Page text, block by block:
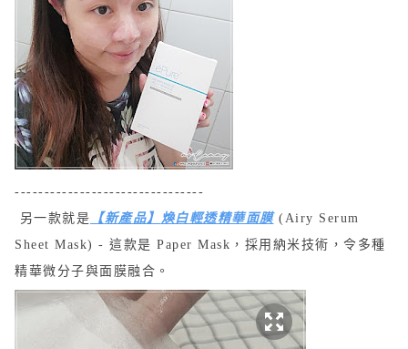
--------------------------------
另一款就是 【新產品】 煥白輕透精華面膜(Airy Serum
Sheet Mask) - 這款是 Paper Mask， 採用納米技術 ， 令多種
精華微分子與面膜融合。